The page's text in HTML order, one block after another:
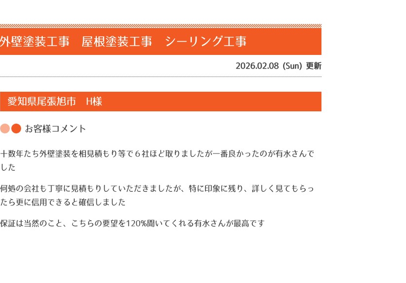
壁塗装工事 屋根塗装工事 シーリング工事
2026.02.08 (Sun) 更新
愛知県尾張旭市 H様
お客様コメント
十数年たち外壁塗装を相見積もり等で６社ほど取りましたが一番良かったのが有水さんで
した
何処の会社も丁寧に見積もりしていただきましたが、特に印象に残り、詳しく見てもらっ
たら更に信用できると確信しました
保証は当然のこと、こちらの要望を120%聞いてくれる有水さんが最高です